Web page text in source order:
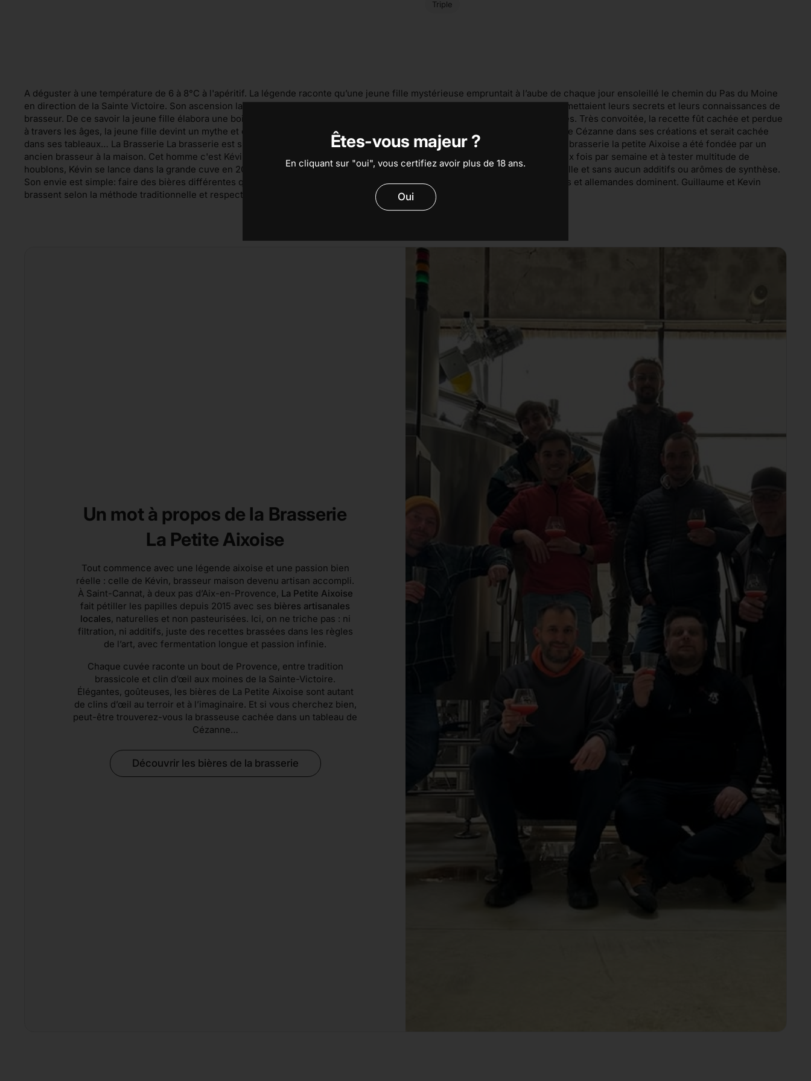
Triple
A déguster à une température de 6 à 8°C à l'apéritif. La légende raconte qu’une jeune fille mystérieuse empruntait à l’aube de chaque jour ensoleillé le chemin du Pas du Moine
en direction de la Sainte Victoire. Son ascension la menait au Prieuré où elle rencontrait les moines en pèlerinage qui lui transmettaient leurs secrets et leurs connaissances de
brasseur. De ce savoir la jeune fille élabora une boisson si appréciée des Aixois qu’elle en devint la source de grandes festivités. Très convoitée, la recette fût cachée et perdue
à travers les âges, la jeune fille devint un mythe et on l’appela La Petite Aixoise. On raconte qu’elle aurait inspiré le grand peintre Cézanne dans ses créations et serait cachée
dans ses tableaux… La Brasserie La brasserie est située à Saint Cannat à 15 minutes d’Aix en Provence. Comme très souvent la brasserie la petite Aixoise a été fondée par un
ancien brasseur à la maison. Cet homme c'est Kévin Flocmoine. Après deux années de brassage intense, à brasser plus de deux fois par semaine et à tester multitude de
houblons, Kévin se lance dans la grande cuve en 2015.La Petite Aixoise est une bière artisanale qui se veut locale, 100% naturelle et sans aucun additifs ou arômes de synthèse.
Son envie est simple: faire des bières différentes que ce qu'il trouve en grande surface dans son sud natal ou les bières belges et allemandes dominent. Guillaume et Kevin
brassent selon la méthode traditionnelle et respectent un temps de fermentation long pour proposer des bières de qualité.
Un mot à propos de la Brasserie
La Petite Aixoise
Tout commence avec une légende aixoise et une passion bien
réelle : celle de Kévin, brasseur maison devenu artisan accompli.
À Saint-Cannat, à deux pas d’Aix-en-Provence, La Petite Aixoise
fait pétiller les papilles depuis 2015 avec ses bières artisanales
locales, naturelles et non pasteurisées. Ici, on ne triche pas : ni
filtration, ni additifs, juste des recettes brassées dans les règles
de l’art, avec fermentation longue et passion infinie.
Chaque cuvée raconte un bout de Provence, entre tradition
brassicole et clin d’œil aux moines de la Sainte-Victoire.
Élégantes, goûteuses, les bières de La Petite Aixoise sont autant
de clins d’œil au terroir et à l’imaginaire. Et si vous cherchez bien,
peut-être trouverez-vous la brasseuse cachée dans un tableau de
Cézanne…
Découvrir les bières de la brasserie
Êtes-vous majeur ?
En cliquant sur "oui", vous certifiez avoir plus de 18 ans.
Oui